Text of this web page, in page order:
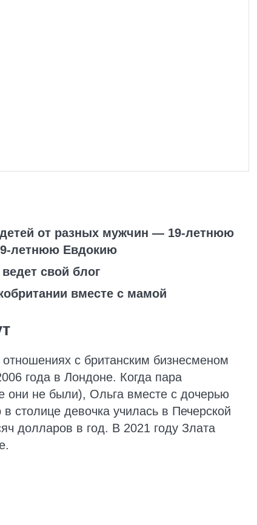
от разных мужчин — 19-летнюю
9-летнюю Евдокию
свой блог
вместе с мамой
с британским бизнесменом
года в Лондоне. Когда пара
они не были), Ольга вместе с дочерью
столице девочка училась в Печерской
долларов в год. В 2021 году Злата